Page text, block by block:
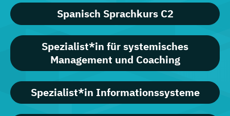
Spanisch Sprachkurs C2
Spezialist*in für systemisches
Management und Coaching
Spezialist*in Informationssysteme